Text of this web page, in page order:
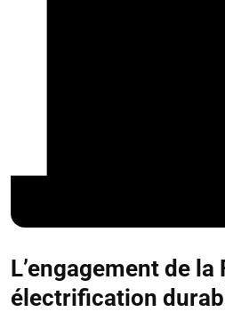
L’engagement de
électrification